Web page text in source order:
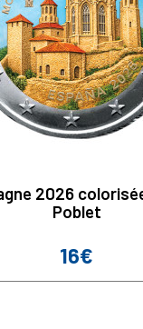
2026
Poblet
Prix
16€